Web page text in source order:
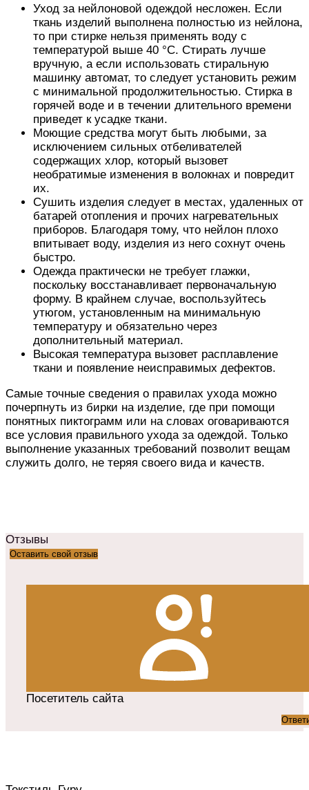
Уход за нейлоновой одеждой несложен. Если
ткань изделий выполнена полностью из нейлона,
то при стирке нельзя применять воду с
температурой выше 40 °C. Стирать лучше
вручную, а если использовать стиральную
машинку автомат, то следует установить режим
с минимальной продолжительностью. Стирка в
горячей воде и в течении длительного времени
приведет к усадке ткани.
Моющие средства могут быть любыми, за
исключением сильных отбеливателей
содержащих хлор, который вызовет
необратимые изменения в волокнах и повредит
их.
Сушить изделия следует в местах, удаленных от
батарей отопления и прочих нагревательных
приборов. Благодаря тому, что нейлон плохо
впитывает воду, изделия из него сохнут очень
быстро.
Одежда практически не требует глажки,
поскольку восстанавливает первоначальную
форму. В крайнем случае, воспользуйтесь
утюгом, установленным на минимальную
температуру и обязательно через
дополнительный материал.
Высокая температура вызовет расплавление
ткани и появление неисправимых дефектов.
Самые точные сведения о правилах ухода можно
почерпнуть из бирки на изделие, где при помощи
понятных пиктограмм или на словах оговариваются
все условия правильного ухода за одеждой. Только
выполнение указанных требований позволит вещам
служить долго, не теряя своего вида и качеств.
Отзывы
Оставить свой отзыв
Посетитель сайта